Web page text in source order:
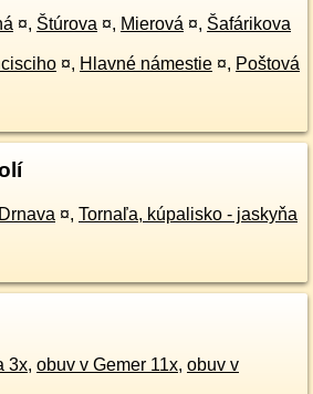
¤, Štúrova ¤, Mierová ¤, Šafárikova
¤, Hlavné námestie ¤, Poštová
¤, Tornaľa, kúpalisko - jaskyňa
3x, obuv v Gemer 11x, obuv v